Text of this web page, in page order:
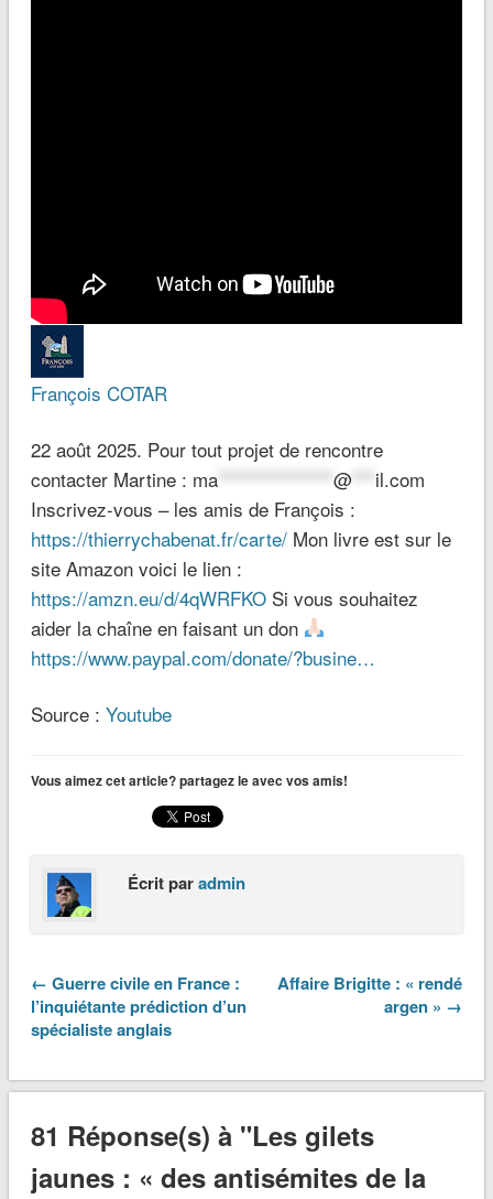
François COTAR
22 août 2025. Pour tout projet de rencontre
contacter Martine : ma*************** @*** il.com
Inscrivez-vous – les amis de François :
https://thierrychabenat.fr/carte/Mon livre est sur le
site Amazon voici le lien :
https://amzn.eu/d/4qWRFKOSi vous souhaitez
aider la chaîne en faisant un don
https://www.paypal.com/donate/?busine…
Source : Youtube
Vous aimez cet article? partagez le avec vos amis!
Écrit paradmin
← Guerre civile en France :
l’inquiétante prédiction d’un
spécialiste anglais
Affaire Brigitte : « rendé
argen » →
81 Réponse(s) à "Les gilets
jaunes : « des antisémites de la